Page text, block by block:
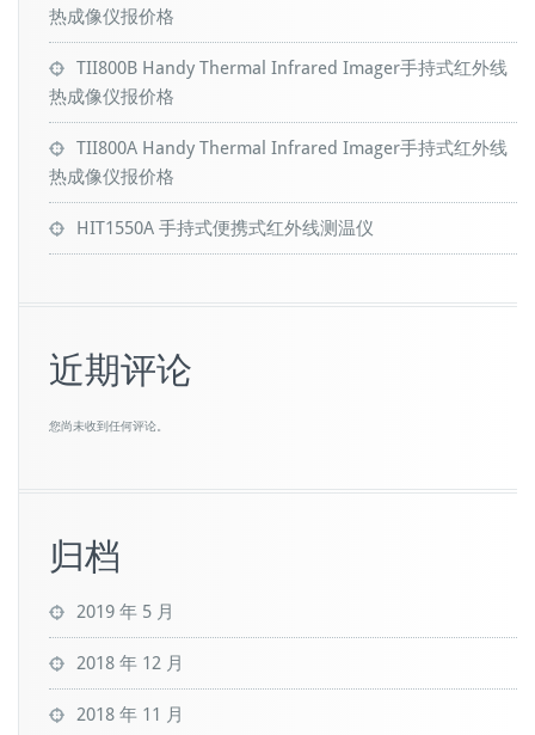
热成像仪报价格
TII800B Handy Thermal Infrared Imager手持式红外线
热成像仪报价格
TII800A Handy Thermal Infrared Imager手持式红外线
热成像仪报价格
HIT1550A 手持式便携式红外线测温仪
近期评论
您尚未收到任何评论。
归档
2019 年 5 月
2018 年 12 月
2018 年 11 月